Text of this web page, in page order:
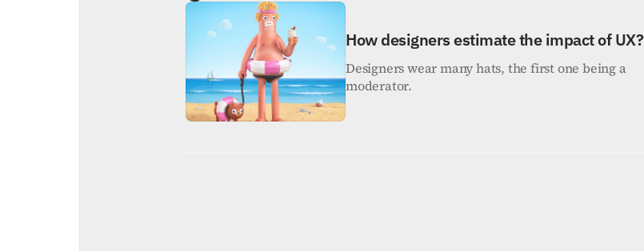
How designers estimate the impact of UX?
Designers wear many hats, the first one being a
moderator.